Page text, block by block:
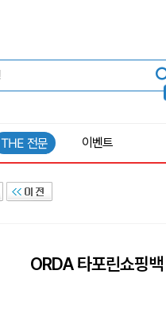
THE 전문 이벤트
ORDA 타포린쇼핑백